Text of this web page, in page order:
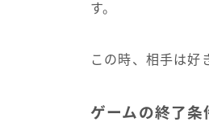
す。
この時、相手は好
ゲームの終了条